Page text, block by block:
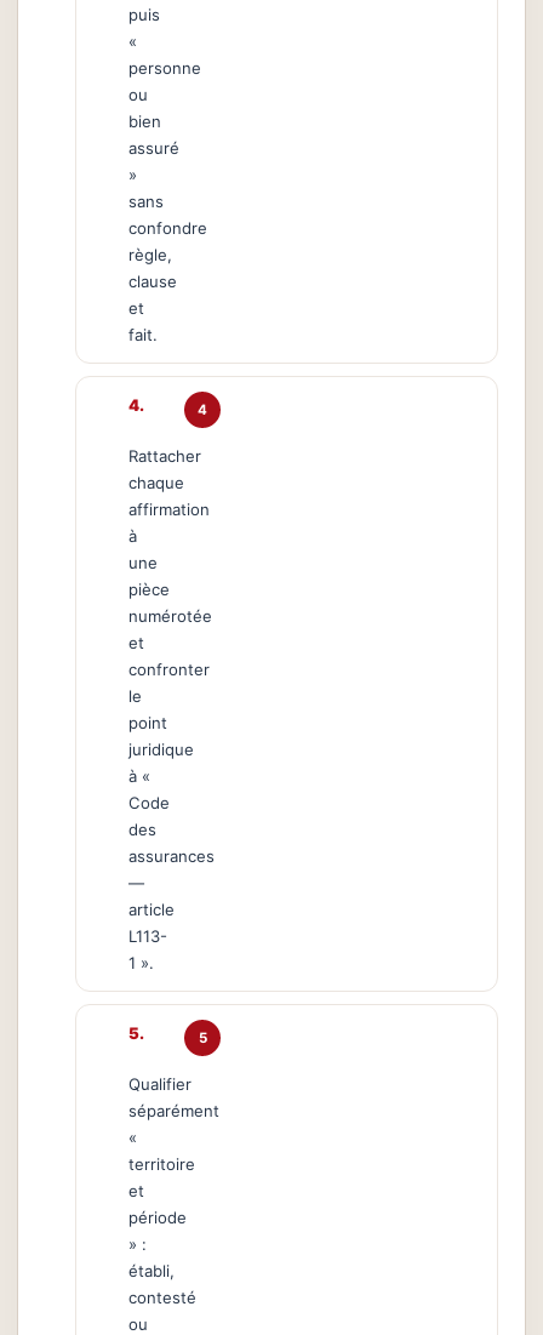
puis
«
personne
ou
bien
assuré
»
sans
confondre
règle,
clause
et
fait.
4
Rattacher
chaque
affirmation
à
une
pièce
numérotée
et
confronter
le
point
juridique
à «
Code
des
assurances
—
article
L113-
1 ».
5
Qualifier
séparément
«
territoire
et
période
» :
établi,
contesté
ou